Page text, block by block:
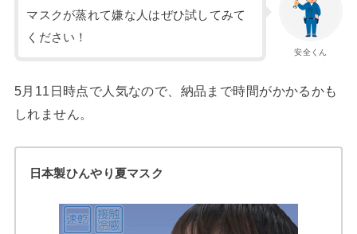
安全くん
マスクが蒸れて嫌な人はぜひ試してみて
ください！
5月11日時点で人気なので、納品まで時間がかかるかも
しれません。
日本製ひんやり夏マスク